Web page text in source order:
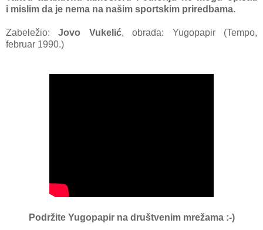
i mislim da je nema na našim sportskim priredbama.
Zabeležio:Jovo Vukelić, obrada: Yugopapir (Tempo,
februar 1990.)
Podržite Yugopapirna društvenim mrežama :-)